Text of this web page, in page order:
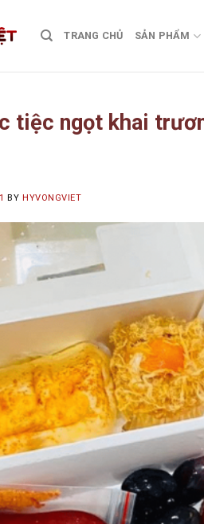
TRANG CHỦ SẢN PHẨM
tiệc ngọt khai
BY HYVONGVIET